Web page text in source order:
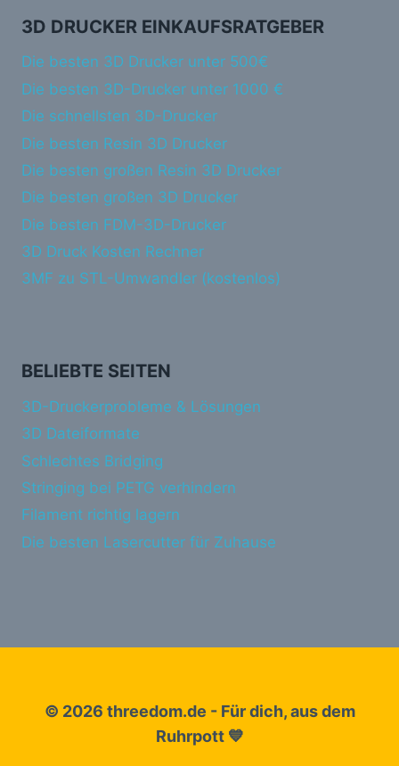
3D DRUCKER EINKAUFSRATGEBER
Die besten 3D Drucker unter 500€
Die besten 3D-Drucker unter 1000 €
Die schnellsten 3D-Drucker
Die besten Resin 3D Drucker
Die besten großen Resin 3D Drucker
Die besten großen 3D Drucker
Die besten FDM-3D-Drucker
3D Druck Kosten Rechner
3MF zu STL-Umwandler (kostenlos)
BELIEBTE SEITEN
3D-Druckerprobleme & Lösungen
3D Dateiformate
Schlechtes Bridging
Stringing bei PETG verhindern
Filament richtig lagern
Die besten Lasercutter für Zuhause
© 2026 threedom.de - Für dich, aus dem
Ruhrpott 💙